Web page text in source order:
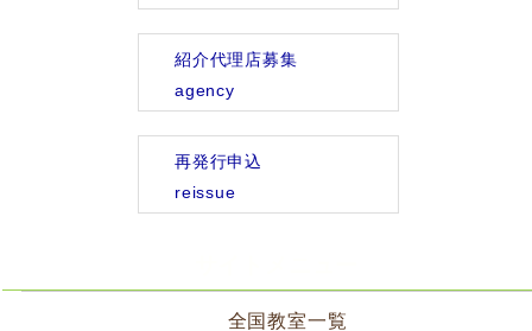
紹介代理店募集
agency
再発行申込
reissue
全国教室一覧